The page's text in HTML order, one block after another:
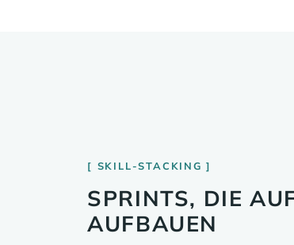
SKILL-STACKING
SPRINTS, DIE
AUFBAUEN